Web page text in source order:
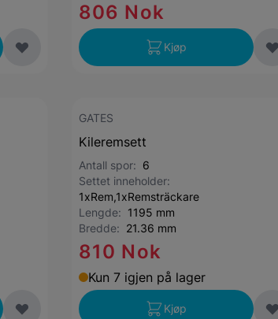
806 Nok
Kjøp
GATES
Kileremsett
Antall spor: 6
Settet inneholder:
1xRem,1xRemsträckare
Lengde: 1195 mm
Bredde: 21.36 mm
810 Nok
Kun 7 igjen på lager
Kjøp